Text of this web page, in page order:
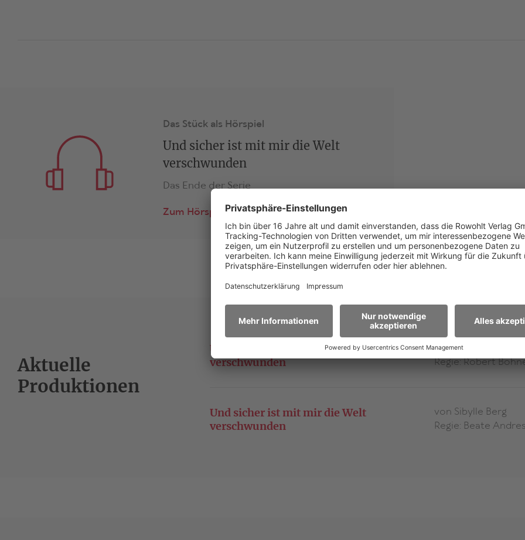
sehnsüchtige Rückblicke, Dokumente eines
inneren und äußeren Umständen. ‹Und dann fällt mir
Das Stück als Hörspiel
Und sicher ist mit mir die Welt
verschwunden
Das Ende der Serie
Zum Hörspiel
Aktuelle
Produktionen
Und sicher ist mit mir die Welt
verschwunden
von Sibylle Berg
Regie: Robert
Und sicher ist mit mir die Welt
verschwunden
von Sibylle Berg
Regie: Beate Andres